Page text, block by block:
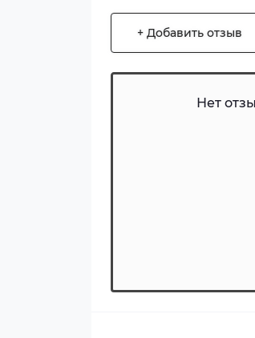
+ Добавить отзыв
Нет